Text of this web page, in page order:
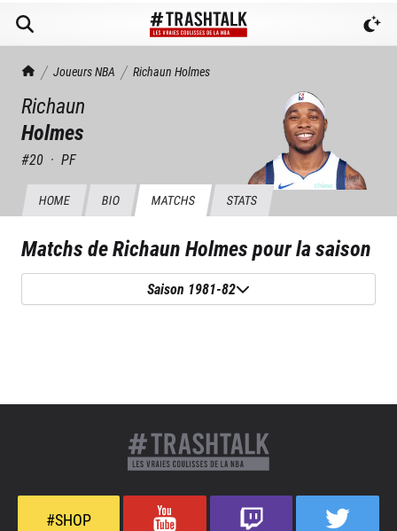
TrashTalk Actu NBA
Joueurs NBA Richaun Holmes
Richaun
Holmes
#20 · PF
HOME BIO MATCHS STATS
Matchs deRichaun Holmespour la saison
Saison 1981-82
#SHOP